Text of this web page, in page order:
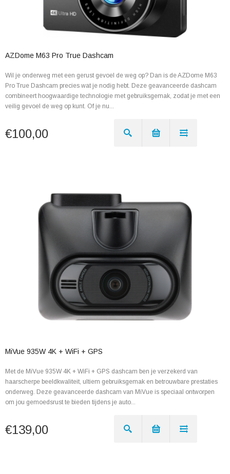
AZDome M63 Pro True Dashcam
Wil je onderweg met een gerust gevoel de weg op? Dan is de AZDome M63
Pro True Dashcam precies wat je nodig hebt. Deze geavanceerde dashcam
combineert hoogwaardige technologie met gebruiksgemak, zodat je met een
veilig gevoel de weg op kunt. Of je nu...
€100,00
MiVue 935W 4K + WiFi + GPS
Met de MiVue 935W 4K + WiFi + GPS dashcam ben je verzekerd van
haarscherpe beeldkwaliteit, ultiem gebruiksgemak en betrouwbare prestaties
onderweg. Deze geavanceerde dashcam van MiVue is speciaal ontworpen
om jou gemoedsrust te bieden tijdens je auto...
€139,00